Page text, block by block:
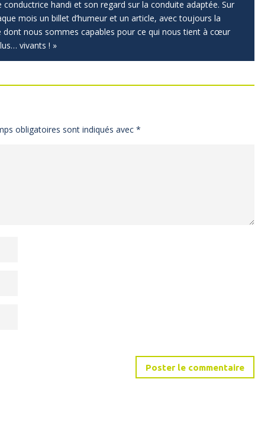
handi et son regard sur la conduite adaptée. Sur
mois un billet d’humeur et un article, avec toujours la
dont nous sommes capables pour ce qui nous tient à cœur
vivants ! »
obligatoires sont indiqués avec*